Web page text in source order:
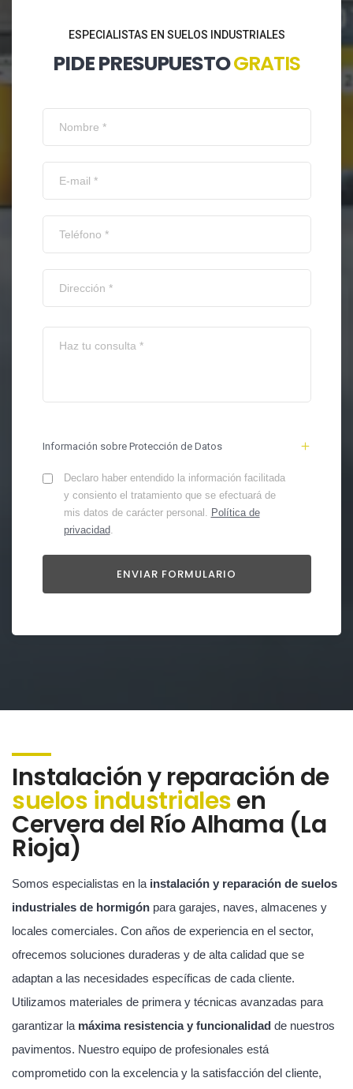
ESPECIALISTAS EN SUELOS INDUSTRIALES
PIDE PRESUPUESTOGRATIS
Información sobre Protección de Datos
Declaro haber entendido la información facilitada
y consiento el tratamiento que se efectuará de
mis datos de carácter personal. Política de
privacidad.
Instalación y reparación de
suelos industrialesen
Cervera del Río Alhama (La
Rioja)
Somos especialistas en la instalación y reparación de suelos
industriales de hormigón para garajes, naves, almacenes y
locales comerciales. Con años de experiencia en el sector,
ofrecemos soluciones duraderas y de alta calidad que se
adaptan a las necesidades específicas de cada cliente.
Utilizamos materiales de primera y técnicas avanzadas para
garantizar la máxima resistencia y funcionalidad de nuestros
pavimentos. Nuestro equipo de profesionales está
comprometido con la excelencia y la satisfacción del cliente,